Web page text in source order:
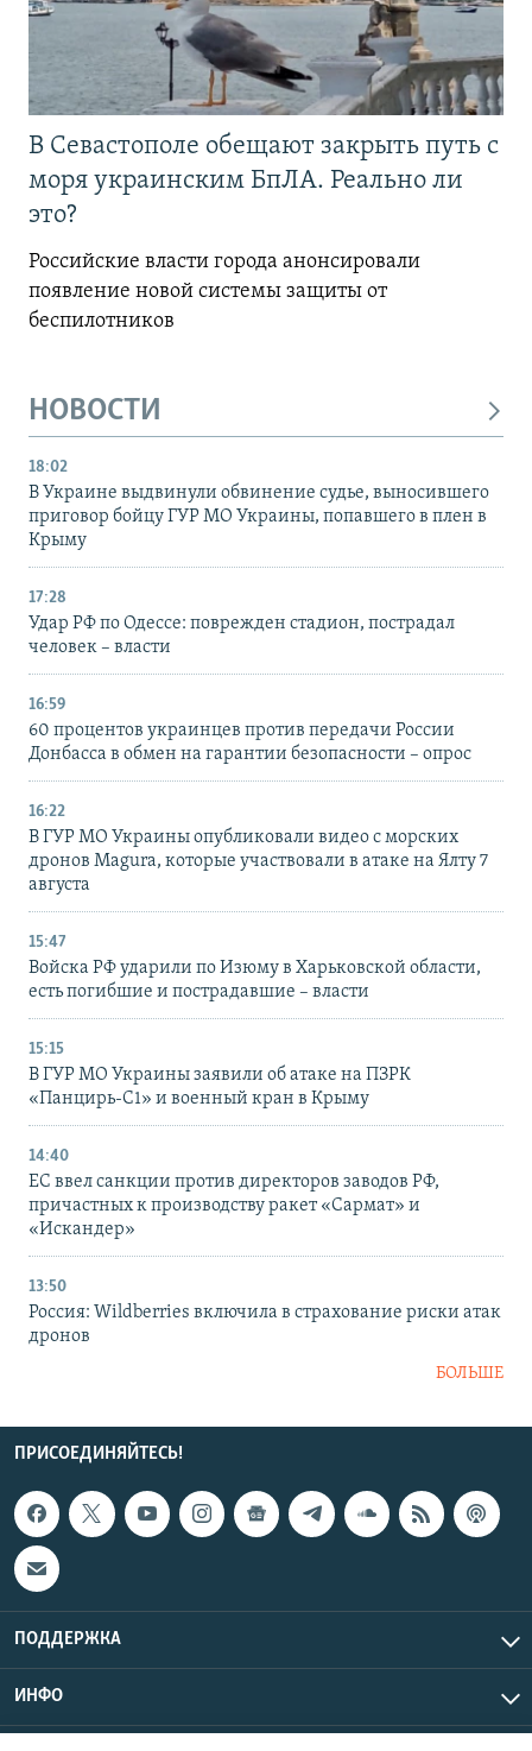
В Севастополе обещают закрыть путь с
моря украинским БпЛА. Реально ли
это?
Российские власти города анонсировали
появление новой системы защиты от
беспилотников
НОВОСТИ
18:02
В Украине выдвинули обвинение судье, выносившего
приговор бойцу ГУР МО Украины, попавшего в плен в
Крыму
17:28
Удар РФ по Одессе: поврежден стадион, пострадал
человек – власти
16:59
60 процентов украинцев против передачи России
Донбасса в обмен на гарантии безопасности – опрос
16:22
В ГУР МО Украины опубликовали видео с морских
дронов Magura, которые участвовали в атаке на Ялту 7
августа
15:47
Войска РФ ударили по Изюму в Харьковской области,
есть погибшие и пострадавшие – власти
15:15
В ГУР МО Украины заявили об атаке на ПЗРК
«Панцирь-С1» и военный кран в Крыму
14:40
ЕС ввел санкции против директоров заводов РФ,
причастных к производству ракет «Сармат» и
«Искандер»
13:50
Россия: Wildberries включила в страхование риски атак
дронов
БОЛЬШЕ
ПРИСОЕДИНЯЙТЕСЬ!
ПОДДЕРЖКА
ИНФО